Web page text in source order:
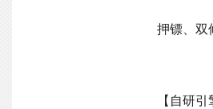
押镖、双
【自研引